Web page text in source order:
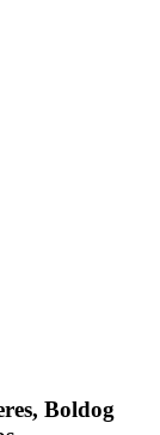
Boldog